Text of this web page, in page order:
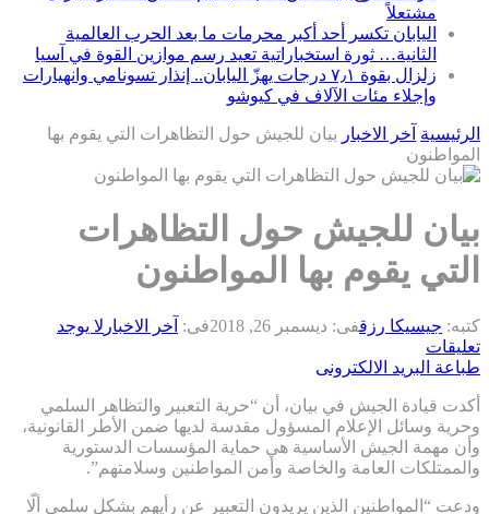
مشتعلاً
اليابان تكسر أحد أكبر محرمات ما بعد الحرب العالمية
الثانية… ثورة استخباراتية تعيد رسم موازين القوة في آسيا
زلزال بقوة ٧٫١ درجات يهزّ اليابان.. إنذار تسونامي وانهيارات
وإجلاء مئات الآلاف في كيوشو
الرئيسية آخر الاخبار بيان للجيش حول التظاهرات التي يقوم بها
المواطنون
بيان للجيش حول التظاهرات
التي يقوم بها المواطنون
كتبه: جيسيكا رزقفى: ديسمبر 26, 2018 فى: آخر الاخبار لا يوجد
تعليقات
طباعة البريد الالكترونى
أكدت قيادة الجيش في بيان، أن “حرية التعبير والتظاهر السلمي
وحرية وسائل الإعلام المسؤول مقدسة لديها ضمن الأطر القانونية،
وأن مهمة الجيش الأساسية هي حماية المؤسسات الدستورية
والممتلكات العامة والخاصة وأمن المواطنين وسلامتهم”.
ودعت “المواطنين الذين يريدون التعبير عن رأيهم بشكل سلمي ألّا